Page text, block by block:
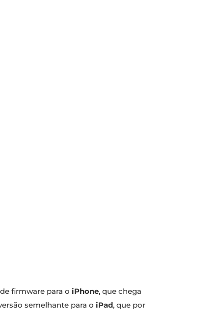
firmware para o iPhone, que chega
semelhante para o iPad, que por